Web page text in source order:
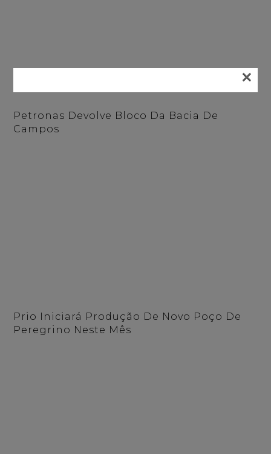
Petronas Devolve Bloco Da Bacia De
Campos
Prio Iniciará Produção De Novo Poço De
Peregrino Neste Mês
×